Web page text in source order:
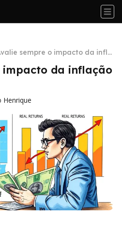
sempre o impacto da infla
ção nos retornos
impacto da inflação
Henrique